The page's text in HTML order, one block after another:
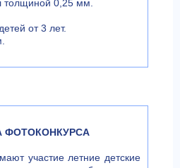
толщиной 0,25 мм.
от 3 лет.
ФОТОКОНКУРСА
участие летние детские